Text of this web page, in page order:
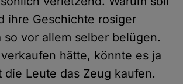
ihre Geschichte rosiger
vor allem selber belügen.
hätte, könnte es ja
Leute das Zeug kaufen.